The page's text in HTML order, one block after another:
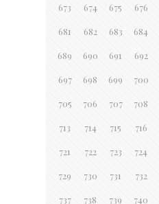
673 674 675 676
681 682 683 684
689 690 691 692
697 698 699 700
705 706 707 708
713 714 715 716
721 722 723 724
729 730 731 732
737 738 739 740